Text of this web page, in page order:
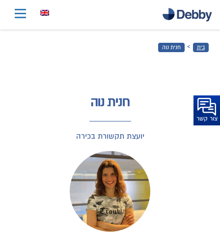
דלג
לתוכן
צור קשר
בית › חנית נוה
חנית נוה
יועצת תקשורת בכירה